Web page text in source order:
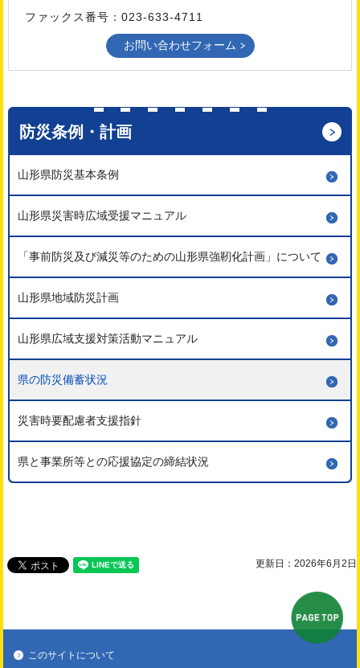
ファックス番号：023-633-4711
防災条例・計画
山形県防災基本条例
山形県災害時広域受援マニュアル
「事前防災及び減災等のための山形県強靭化計画」について
山形県地域防災計画
山形県広域支援対策活動マニュアル
県の防災備蓄状況
災害時要配慮者支援指針
県と事業所等との応援協定の締結状況
更新日：2026年6月2日
このサイトについて